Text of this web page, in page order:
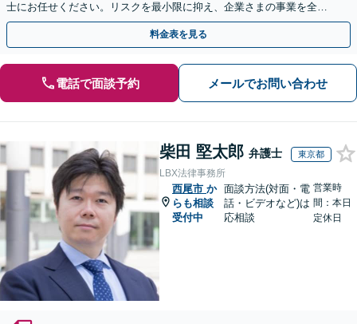
士にお任せください。リスクを最小限に抑え、企業さまの事業を全力
でバックアップします「税理士、社労士、弁理士と連携」
料金表を見る
電話で面談予約 メールでお問い合わせ
柴田 堅太郎 弁護士 東京都
LBX法律事務所
西尾市 か
らも相談
受付中
面談方法(対面・電
話・ビデオなど)は
応相談
営業時
間：本日
定休日